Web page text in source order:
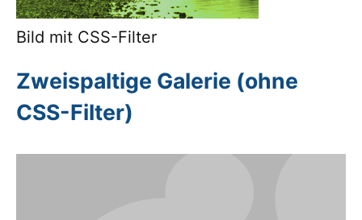
Bild mit CSS-Filter
Zweispaltige Galerie (ohne
CSS-Filter)